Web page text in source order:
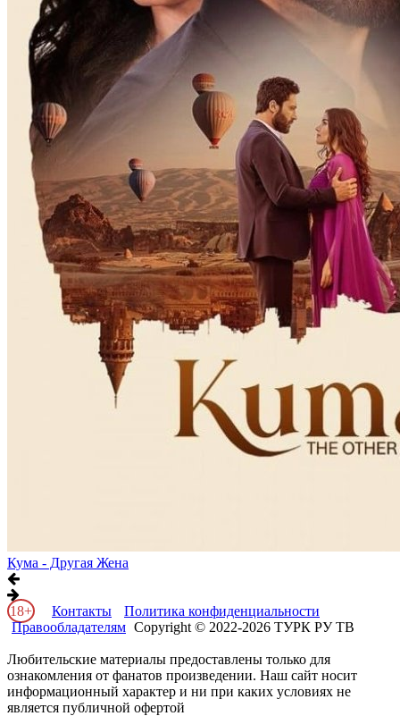
Кума - Другая Жена
18+ Контакты
Политика конфиденциальности
Правообладателям Copyright © 2022-2026 ТУРК РУ ТВ
Любительские материалы предоставлены только для
ознакомления от фанатов произведении. Наш сайт носит
информационный характер и ни при каких условиях не
является публичной офертой